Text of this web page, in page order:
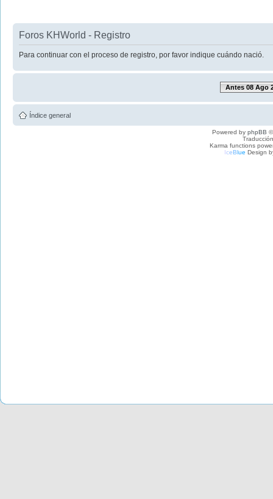
Foros KHWorld - Registro
Para continuar con el proceso de registro, por favor indique cuándo nació.
Antes 08 Ago
Índice general
Powered by phpBB
Karma functions
IceBlue Design